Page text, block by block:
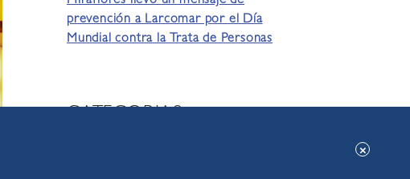
prevención a Larcomar por el Día
Mundial contra la Trata de Personas